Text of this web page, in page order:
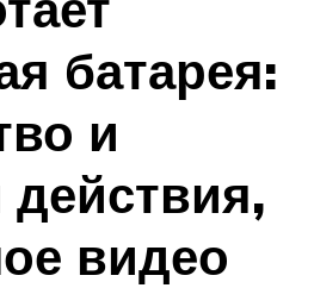
батарея:
и
видео